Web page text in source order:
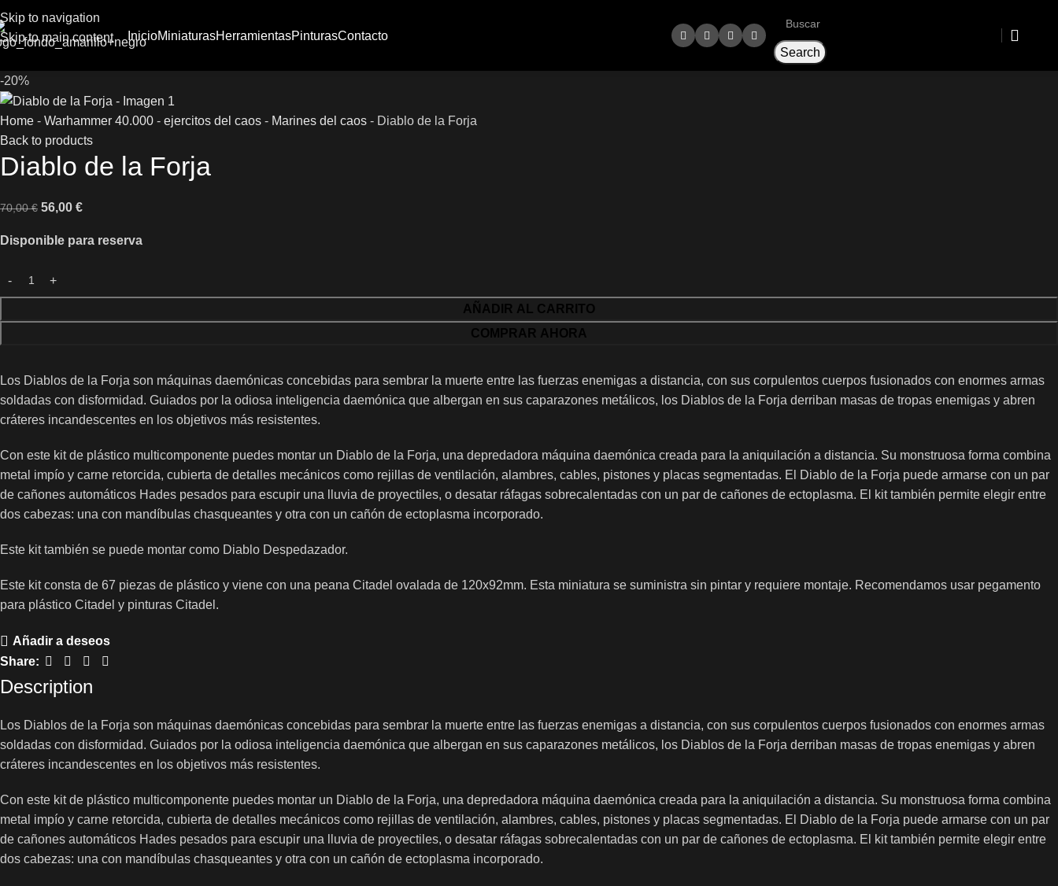
Skip to navigation
Skip to main content
InicioMiniaturasHerramientasPinturasContacto
Search
-20%
Home - Warhammer 40.000 - ejercitos del caos - Marines del caos - Diablo de la Forja
Back to products
Diablo de la Forja
70,00€ 56,00 €
Disponible para reserva
AÑADIR AL CARRITO
COMPRAR AHORA
Los Diablos de la Forja son máquinas daemónicas concebidas para sembrar la muerte entre las fuerzas enemigas a distancia, con sus corpulentos cuerpos fusionados con enormes armas
soldadas con disformidad. Guiados por la odiosa inteligencia daemónica que albergan en sus caparazones metálicos, los Diablos de la Forja derriban masas de tropas enemigas y abren
cráteres incandescentes en los objetivos más resistentes.
Con este kit de plástico multicomponente puedes montar un Diablo de la Forja, una depredadora máquina daemónica creada para la aniquilación a distancia. Su monstruosa forma combina
metal impío y carne retorcida, cubierta de detalles mecánicos como rejillas de ventilación, alambres, cables, pistones y placas segmentadas. El Diablo de la Forja puede armarse con un par
de cañones automáticos Hades pesados para escupir una lluvia de proyectiles, o desatar ráfagas sobrecalentadas con un par de cañones de ectoplasma. El kit también permite elegir entre
dos cabezas: una con mandíbulas chasqueantes y otra con un cañón de ectoplasma incorporado.
Este kit también se puede montar como Diablo Despedazador.
Este kit consta de 67 piezas de plástico y viene con una peana Citadel ovalada de 120x92mm. Esta miniatura se suministra sin pintar y requiere montaje. Recomendamos usar pegamento
para plástico Citadel y pinturas Citadel.
Añadir a deseos
Share:
Description
Los Diablos de la Forja son máquinas daemónicas concebidas para sembrar la muerte entre las fuerzas enemigas a distancia, con sus corpulentos cuerpos fusionados con enormes armas
soldadas con disformidad. Guiados por la odiosa inteligencia daemónica que albergan en sus caparazones metálicos, los Diablos de la Forja derriban masas de tropas enemigas y abren
cráteres incandescentes en los objetivos más resistentes.
Con este kit de plástico multicomponente puedes montar un Diablo de la Forja, una depredadora máquina daemónica creada para la aniquilación a distancia. Su monstruosa forma combina
metal impío y carne retorcida, cubierta de detalles mecánicos como rejillas de ventilación, alambres, cables, pistones y placas segmentadas. El Diablo de la Forja puede armarse con un par
de cañones automáticos Hades pesados para escupir una lluvia de proyectiles, o desatar ráfagas sobrecalentadas con un par de cañones de ectoplasma. El kit también permite elegir entre
dos cabezas: una con mandíbulas chasqueantes y otra con un cañón de ectoplasma incorporado.